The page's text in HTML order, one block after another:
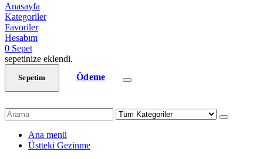
Anasayfa
Kategoriler
Favoriler
Hesabım
0 Sepet
sepetinize eklendi.
Sepetim Ödeme
Ana menü
Üstteki Gezinme